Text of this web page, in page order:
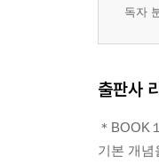
독자
출판사
＊BOOK
기본 개념